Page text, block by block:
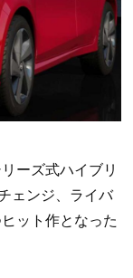
ーズ式ハイブリ
ェンジ、ライバ
ット作となった